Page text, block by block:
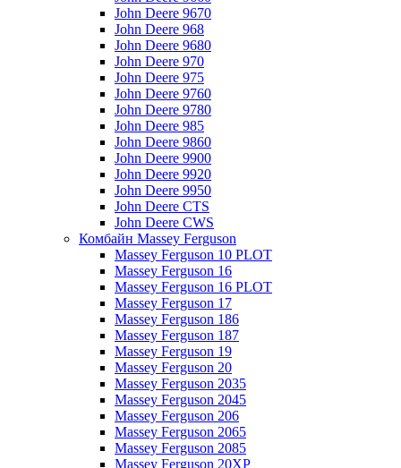
John Deere 9670
John Deere 968
John Deere 9680
John Deere 970
John Deere 975
John Deere 9760
John Deere 9780
John Deere 985
John Deere 9860
John Deere 9900
John Deere 9920
John Deere 9950
John Deere CTS
John Deere CWS
Комбайн Massey Ferguson
Massey Ferguson 10 PLOT
Massey Ferguson 16
Massey Ferguson 16 PLOT
Massey Ferguson 17
Massey Ferguson 186
Massey Ferguson 187
Massey Ferguson 19
Massey Ferguson 20
Massey Ferguson 2035
Massey Ferguson 2045
Massey Ferguson 206
Massey Ferguson 2065
Massey Ferguson 2085
Massey Ferguson 20XP